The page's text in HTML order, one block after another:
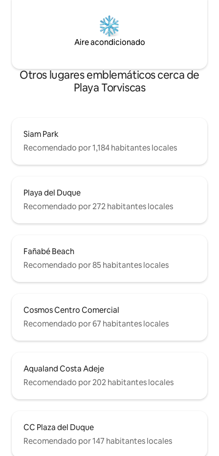
Aire acondicionado
Otros lugares emblemáticos cerca de
Playa Torviscas
Siam Park
Recomendado por 1,184 habitantes locales
Playa del Duque
Recomendado por 272 habitantes locales
Fañabé Beach
Recomendado por 85 habitantes locales
Cosmos Centro Comercial
Recomendado por 67 habitantes locales
Aqualand Costa Adeje
Recomendado por 202 habitantes locales
CC Plaza del Duque
Recomendado por 147 habitantes locales